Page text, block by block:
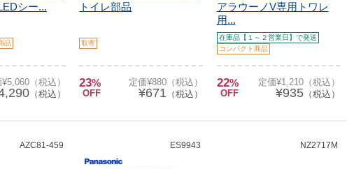
シー...
品
（税込）
（税込）
トイレ部品
取寄
23%
OFF
定価¥880（税込）
¥671 （税込）
アラウーノV専用トワレ
用...
在庫品【１～２営業日】で発送
コンパクト商品
22%
OFF
定価¥1,210（税込）
¥935 （税込）
AZC81-459 ES9943 NZ2717M